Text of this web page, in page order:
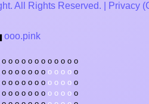
All Rights Reserved. |
Privacy
ooo.pink
o o o o o o o o o o o o
o o o o o o o o o o o o
o o o o o o o o o o o o
o o o o o o o o o o o o